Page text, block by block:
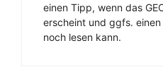
einen Tipp, wenn das
erscheint und ggfs.
noch lesen kann.